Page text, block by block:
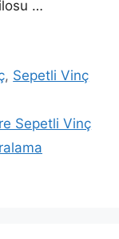
…
, Sepetli Vinç
Sepetli Vinç